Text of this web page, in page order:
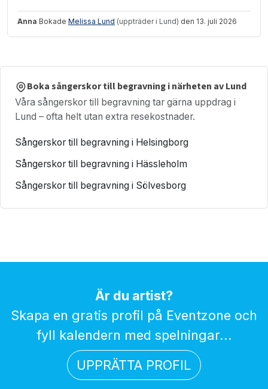
Anna Bokade Melissa Lund (uppträder i Lund) den 13. juli 2026
Boka sångerskor till begravning i närheten av Lund
Våra sångerskor till begravning tar gärna uppdrag i
Lund – ofta helt utan extra resekostnader.
Sångerskor till begravning i Helsingborg
Sångerskor till begravning i Hässleholm
Sångerskor till begravning i Sölvesborg
Är du artist?
Skapa en gratis profil på Eventzone och
fyll kalendern med spelningar...
UPPRÄTTA PROFIL